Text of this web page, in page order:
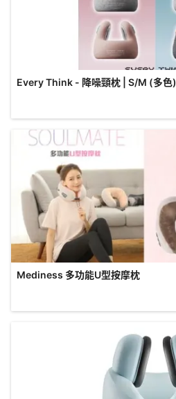
Every Think - 降噪頸枕 | S/M (多色)
Mediness 多功能U型按摩枕